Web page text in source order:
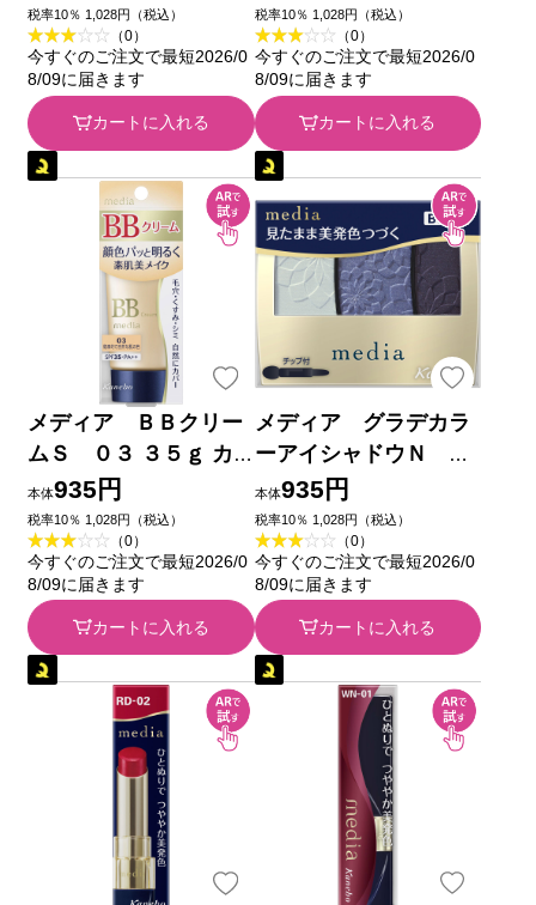
税率10％ 1,028円（税込）
（0）
今すぐのご注文で最短2026/0
8/09に届きます
カートに入れる
税率10％ 1,028円（税込）
（0）
今すぐのご注文で最短2026/0
8/09に届きます
カートに入れる
メディア ＢＢクリー
ムＳ ０３ ３５ｇ カ
ネボウ化粧品
本体935円
税率10％ 1,028円（税込）
（0）
今すぐのご注文で最短2026/0
8/09に届きます
カートに入れる
メディア グラデカラ
ーアイシャドウＮ Ｂ
Ｕ－０１ ３．１ｇ カ
ネボウ化粧品
本体935円
税率10％ 1,028円（税込）
（0）
今すぐのご注文で最短2026/0
8/09に届きます
カートに入れる